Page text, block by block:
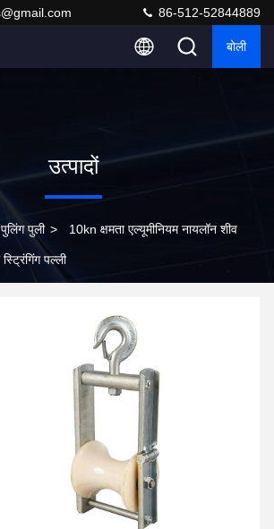
86-512-52844889
बोली
उत्पादों
पुली > 10kn क्षमता एल्यूमीनियम नायलॉन शीव
पल्ली